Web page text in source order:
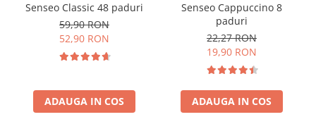
Senseo Classic 48 paduri
59,90 RON
52,90 RON
ADAUGA IN COS
Senseo Cappuccino 8
paduri
22,27 RON
19,90 RON
ADAUGA IN COS